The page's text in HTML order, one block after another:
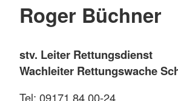
Roger Büchner
stv. Leiter Rettungsdienst
Wachleiter Rettungswache
Tel: 09171 84 00-24